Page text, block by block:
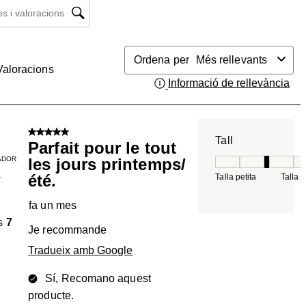
i valoracions regió de cerca
Ordena per
Més rellevants
Informació de rellevància
7
5 de 5 estrelles.
Parfait pour le tout
les jours printemps/
été.
fa un mes
Je recommande
Tradueix amb Google
Sí, Recomano aquest
producte.
Tall
Talla petita Talla